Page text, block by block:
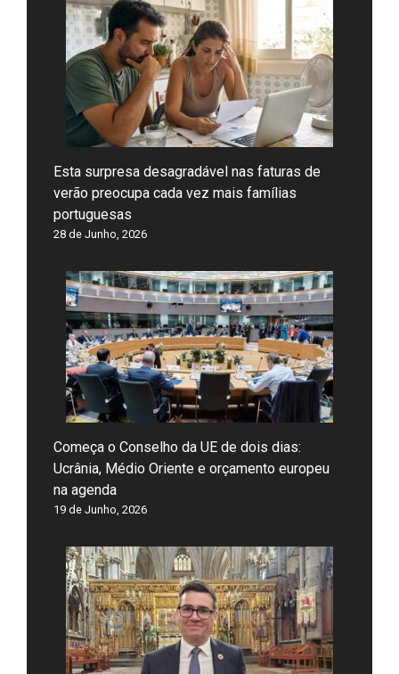
Esta surpresa desagradável nas faturas de
verão preocupa cada vez mais famílias
portuguesas
28 de Junho, 2026
Começa o Conselho da UE de dois dias:
Ucrânia, Médio Oriente e orçamento europeu
na agenda
19 de Junho, 2026